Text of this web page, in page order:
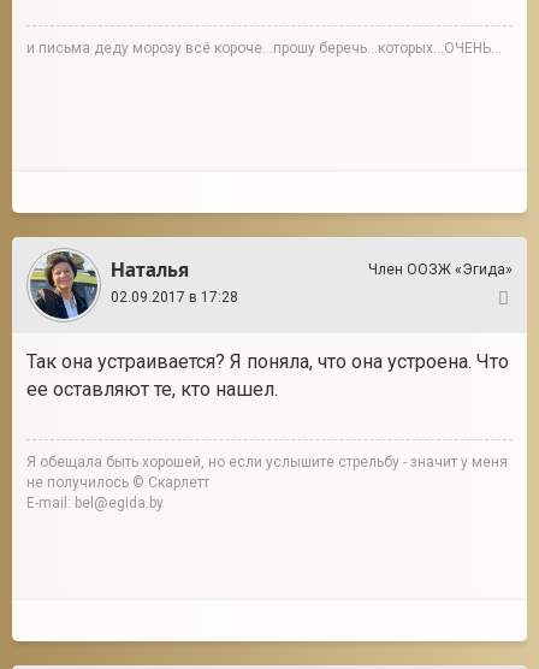
и письма деду морозу всё короче...прошу беречь...которых...ОЧЕНЬ...
Наталья
Член ООЗЖ «Эгида»
02.09.2017 в 17:28
Так она устраивается? Я поняла, что она устроена. Что
ее оставляют те, кто нашел.
Я обещала быть хорошей, но если услышите стрельбу - значит у меня
не получилось © Скарлетт
E-mail: bel@egida.by